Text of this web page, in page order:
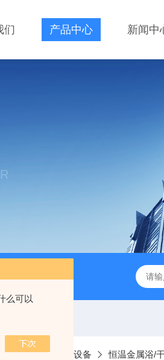
么可以
们 产品中心 新闻中
心 实验室常用设备 恒温金属浴/